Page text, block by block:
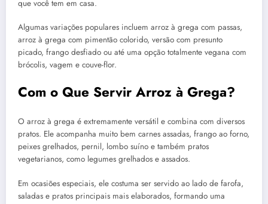
que você tem em casa.
Algumas variações populares incluem arroz à grega com passas,
arroz à grega com pimentão colorido, versão com presunto
picado, frango desfiado ou até uma opção totalmente vegana com
brócolis, vagem e couve-flor.
Com o Que Servir Arroz à Grega?
O arroz à grega é extremamente versátil e combina com diversos
pratos. Ele acompanha muito bem carnes assadas, frango ao forno,
peixes grelhados, pernil, lombo suíno e também pratos
vegetarianos, como legumes grelhados e assados.
Em ocasiões especiais, ele costuma ser servido ao lado de farofa,
saladas e pratos principais mais elaborados, formando uma